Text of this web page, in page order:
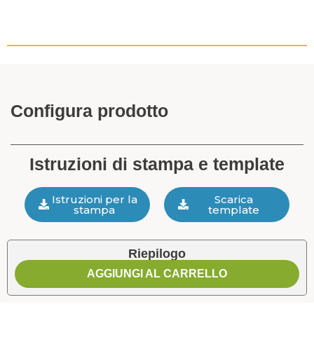
Configura prodotto
Istruzioni di stampa e template
Istruzioni per la
stampa
Scarica
template
Riepilogo
AGGIUNGI AL CARRELLO